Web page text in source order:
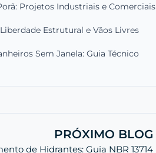
Projetos Industriais e Comerciais
Estrutural e Vãos Livres
Sem Janela: Guia Técnico
PRÓXIMO BLOG
de Hidrantes: Guia NBR 13714